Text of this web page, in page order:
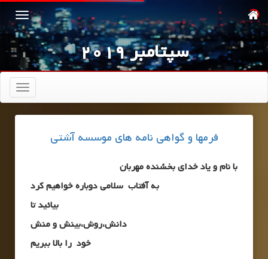
سپتامبر 2019
ناوبری
فرمها و گواهی نامه های موسسه آشتی
با نام و یاد خدای بخشنده مهربان
به آفتاب سلامی دوباره خواهیم کرد
بیائید تا
دانش،روش،بینش و منش
خود را بالا ببریم